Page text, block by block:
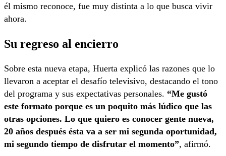
él mismo reconoce, fue muy distinta a lo que busca vivir
ahora.
Su regreso al encierro
Sobre esta nueva etapa, Huerta explicó las razones que lo
llevaron a aceptar el desafío televisivo, destacando el tono
del programa y sus expectativas personales. “Me gustó
este formato porque es un poquito más lúdico que las
otras opciones. Lo que quiero es conocer gente nueva,
20 años después ésta va a ser mi segunda oportunidad,
mi segundo tiempo de disfrutar el momento”, afirmó.